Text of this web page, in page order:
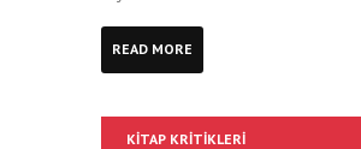
READ MORE
KITAP KRITIKLERI